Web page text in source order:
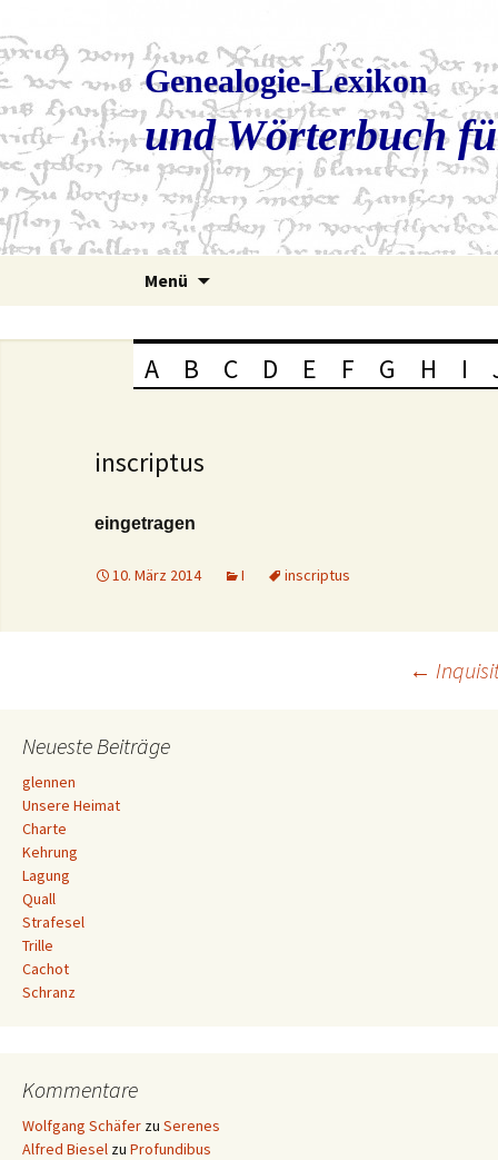
Genealogie-Lexikon
und Wörterbuch
Menü
A B C D E F G H I
inscriptus
eingetragen
10. März 2014 I inscriptus
Navigation
←
Neueste Beiträge
glennen
Unsere Heimat
Charte
Kehrung
Lagung
Quall
Strafesel
Trille
Cachot
Schranz
Kommentare
Wolfgang Schäfer zu Serenes
Alfred Biesel zu Profundibus